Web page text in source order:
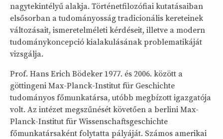
nagytekintélyű alakja. Történetfilozófiai kutatásaiban
elsősorban a tudományosság tradicionális kereteinek
változásait, ismeretelméleti kérdéseit, illetve a modern
tudománykoncepció kialakulásának problematikáját
vizsgálja.
Prof. Hans Erich Bödeker 1977. és 2006. között a
göttingeni Max-Planck-Institut für Geschichte
tudományos főmunkatársa, utóbb megbízott igazgatója
volt. Az intézet megszűnését követően a berlini Max-
Planck-Institut für Wissenschaftsgeschichte
főmunkatársaként folytatta pályáját. Számos amerikai